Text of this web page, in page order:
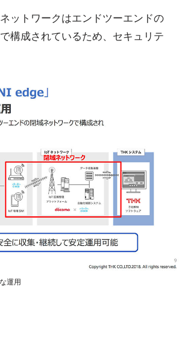
ットワークはエンドツーエンドの
構成されているため、セキュリテ
運用